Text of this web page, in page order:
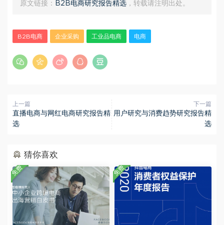
原文链接： B2B电商研究报告精选 ，转载请注明出处。
B2B电商 企业采购 工业品电商 电商
上一篇
直播电商与网红电商研究报告精
选
下一篇
用户研究与消费趋势研究报告精
选
猜你喜欢
免费 免费